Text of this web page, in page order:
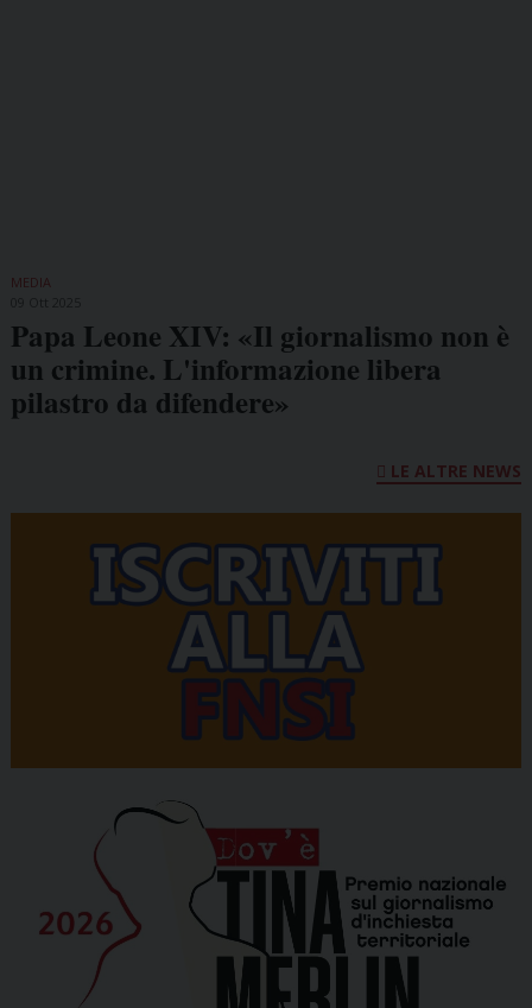
MEDIA
Papa Leone XIV: «Il giornalismo non è
un crimine. L'informazione libera
pilastro da difendere»
LE ALTRE NEWS